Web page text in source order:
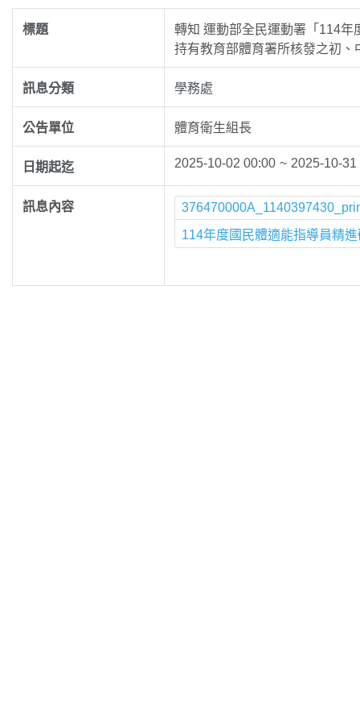
標題
轉知 運動部全民運動署「114
持有教育部體育署所核發之初
訊息分類 學務處
公告單位 體育衛生組長
日期起迄 2025-10-02 00:00 ~ 2025-10-31
訊息內容
114年度國民體適能指導員精